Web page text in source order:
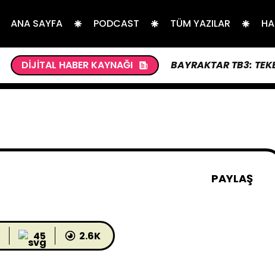
ANA SAYFA PODCAST TÜM YAZILAR
DIJITAL HABER KAYNAĞI BAYRAKTAR TB3:
PAYLAŞ
45 2.6K